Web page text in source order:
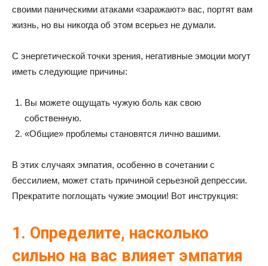
своими паническими атаками «заражают» вас, портят вам
жизнь, но вы никогда об этом всерьез не думали.
С энергетической точки зрения, негативные эмоции могут
иметь следующие причины:
Вы можете ощущать чужую боль как свою
собственную.
«Общие» проблемы становятся лично вашими.
В этих случаях эмпатия, особенно в сочетании с
бессилием, может стать причиной серьезной депрессии.
Прекратите поглощать чужие эмоции! Вот инструкция:
1. Определите, насколько
сильно на вас влияет эмпатия